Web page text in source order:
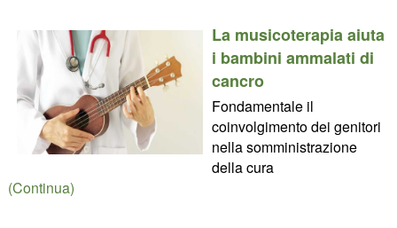
La musicoterapia aiuta
i bambini ammalati di
cancro
Fondamentale il
coinvolgimento dei genitori
nella somministrazione
della cura
(Continua)